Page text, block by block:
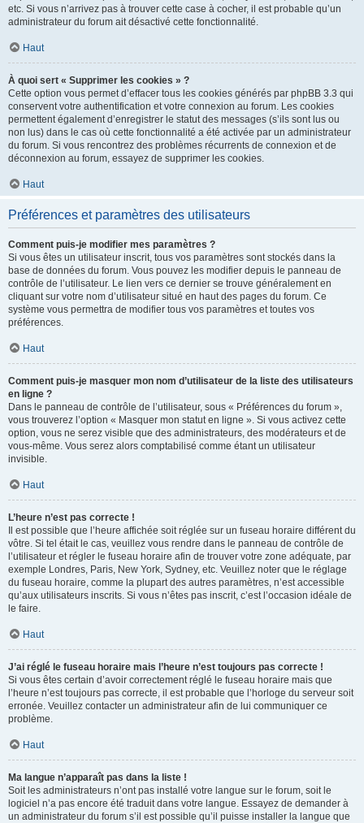
etc. Si vous n’arrivez pas à trouver cette case à cocher, il est probable qu’un
administrateur du forum ait désactivé cette fonctionnalité.
Haut
À quoi sert « Supprimer les cookies » ?
Cette option vous permet d’effacer tous les cookies générés par phpBB 3.3 qui
conservent votre authentification et votre connexion au forum. Les cookies
permettent également d’enregistrer le statut des messages (s’ils sont lus ou
non lus) dans le cas où cette fonctionnalité a été activée par un administrateur
du forum. Si vous rencontrez des problèmes récurrents de connexion et de
déconnexion au forum, essayez de supprimer les cookies.
Haut
Préférences et paramètres des utilisateurs
Comment puis-je modifier mes paramètres ?
Si vous êtes un utilisateur inscrit, tous vos paramètres sont stockés dans la
base de données du forum. Vous pouvez les modifier depuis le panneau de
contrôle de l’utilisateur. Le lien vers ce dernier se trouve généralement en
cliquant sur votre nom d’utilisateur situé en haut des pages du forum. Ce
système vous permettra de modifier tous vos paramètres et toutes vos
préférences.
Haut
Comment puis-je masquer mon nom d’utilisateur de la liste des utilisateurs
en ligne ?
Dans le panneau de contrôle de l’utilisateur, sous « Préférences du forum »,
vous trouverez l’option « Masquer mon statut en ligne ». Si vous activez cette
option, vous ne serez visible que des administrateurs, des modérateurs et de
vous-même. Vous serez alors comptabilisé comme étant un utilisateur
invisible.
Haut
L’heure n’est pas correcte !
Il est possible que l’heure affichée soit réglée sur un fuseau horaire différent du
vôtre. Si tel était le cas, veuillez vous rendre dans le panneau de contrôle de
l’utilisateur et régler le fuseau horaire afin de trouver votre zone adéquate, par
exemple Londres, Paris, New York, Sydney, etc. Veuillez noter que le réglage
du fuseau horaire, comme la plupart des autres paramètres, n’est accessible
qu’aux utilisateurs inscrits. Si vous n’êtes pas inscrit, c’est l’occasion idéale de
le faire.
Haut
J’ai réglé le fuseau horaire mais l’heure n’est toujours pas correcte !
Si vous êtes certain d’avoir correctement réglé le fuseau horaire mais que
l’heure n’est toujours pas correcte, il est probable que l’horloge du serveur soit
erronée. Veuillez contacter un administrateur afin de lui communiquer ce
problème.
Haut
Ma langue n’apparaît pas dans la liste !
Soit les administrateurs n’ont pas installé votre langue sur le forum, soit le
logiciel n’a pas encore été traduit dans votre langue. Essayez de demander à
un administrateur du forum s’il est possible qu’il puisse installer la langue que